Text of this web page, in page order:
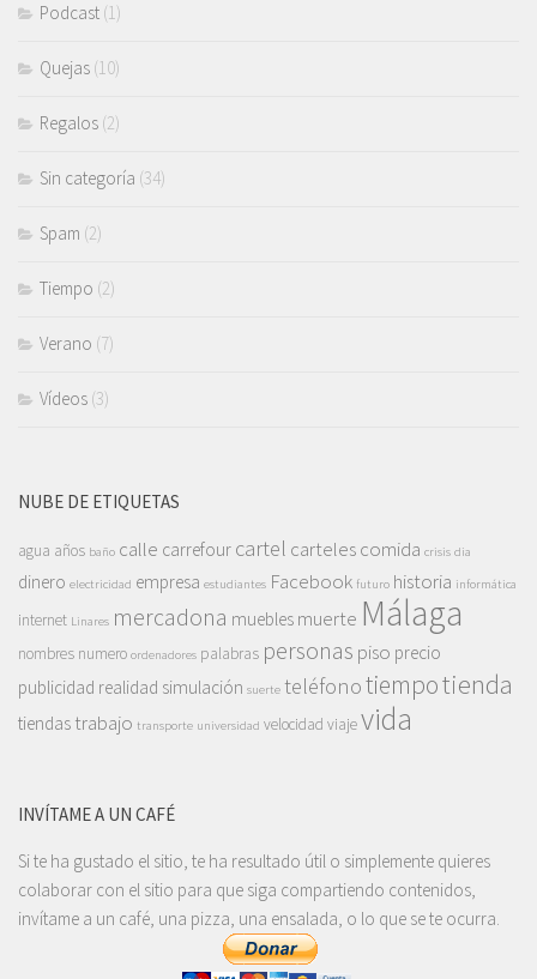
Podcast (1)
Quejas (10)
Regalos (2)
Sin categoría (34)
Spam (2)
Tiempo (2)
Verano (7)
Vídeos (3)
NUBE DE ETIQUETAS
agua años baño calle carrefour cartel cartelescomida crisis dia
dinero electricidad empresa estudiantes Facebook futuro historia informática
internet Linares mercadona muebles muerte Málaga
nombres numero ordenadores palabras personas piso precio
publicidad realidad simulación suerte teléfonotiempotienda
tiendas trabajo transporte universidad velocidad viajevida
INVÍTAME A UN CAFÉ
Si te ha gustado el sitio, te ha resultado útil o simplemente quieres
colaborar con el sitio para que siga compartiendo contenidos,
invítame a un café, una pizza, una ensalada, o lo que se te ocurra.